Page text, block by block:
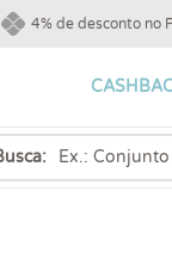
4% de desconto no